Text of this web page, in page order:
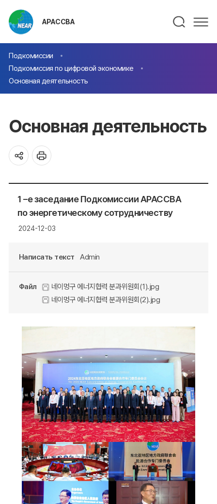
АРАССВА
Подкомиссии
Подкомиссия по цифровой экономике
Основная деятельность
Основная деятельность
1 –е заседание Подкомиссии АРАССВА
по энергетическому сотрудничеству
2024-12-03
Написать текст Admin
Файл
네이멍구 에너지협력 분과위원회(1).jpg
네이멍구 에너지협력 분과위원회(2).jpg